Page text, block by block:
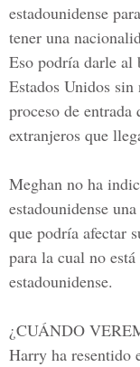
estadounidense
tener una
Eso podría darle al
Estados Unidos
proceso de
extranjeros que
Meghan no ha
estadounidense
que podría afectar
para la cual no
estadounidense.
¿CUÁNDO
Harry ha resentido